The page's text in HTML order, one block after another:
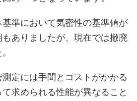
準において気密性の基準値が
ありましたが、現在では撤廃
定には手間とコストがかかる
求められる性能が異なること